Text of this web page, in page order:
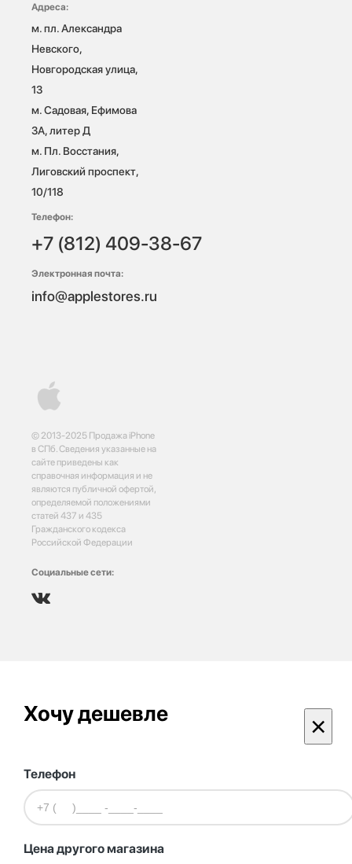
© 2013-2025 Продажа iPhone
в СПб. Сведения указанные на
сайте приведены как
справочная информация и не
являются публичной офертой,
определяемой положениями
статей 437 и 435
Гражданского кодекса
Российской Федерации
Социальные сети:
Адреса:
м. пл. Александра
Невского,
Новгородская улица,
13
м. Садовая, Ефимова
3А, литер Д
м. Пл. Восстания,
Лиговский проспект,
10/118
Телефон:
+7 (812) 409-38-67
Электронная почта:
info@applestores.ru
Хочу дешевле ×
Телефон
Цена другого магазина